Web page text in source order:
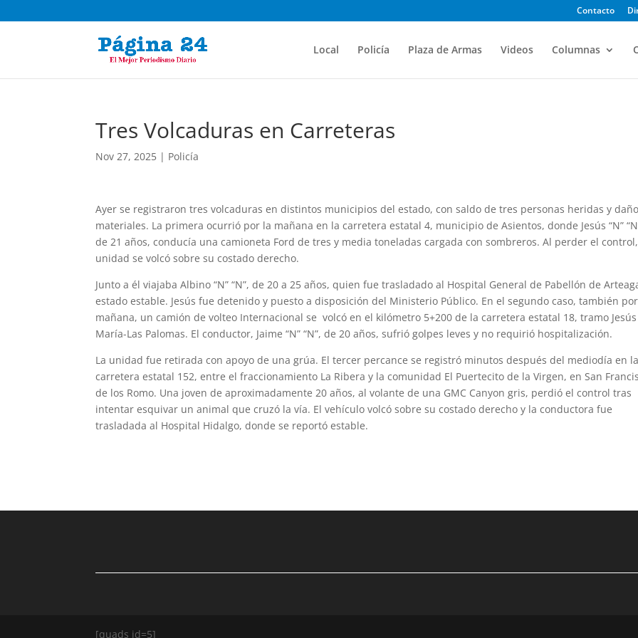
Contacto
Local Policía Plaza de Armas Videos Columnas
Tres Volcaduras en Carreteras
Nov 27, 2025 | Policía
Ayer se registraron tres volcaduras en distintos municipios del estado, con saldo de tres personas heridas y
materiales. La primera ocurrió por la mañana en la carretera estatal 4, municipio de Asientos, donde Jesús “N”
de 21 años, conducía una camioneta Ford de tres y media toneladas cargada con sombreros. Al perder el
unidad se volcó sobre su costado derecho.
Junto a él viajaba Albino “N” “N”, de 20 a 25 años, quien fue trasladado al Hospital General de Pabellón de
estado estable. Jesús fue detenido y puesto a disposición del Ministerio Público. En el segundo caso, también
mañana, un camión de volteo Internacional se volcó en el kilómetro 5+200 de la carretera estatal 18, tramo Jesús
María-Las Palomas. El conductor, Jaime “N” “N”, de 20 años, sufrió golpes leves y no requirió hospitalización.
La unidad fue retirada con apoyo de una grúa. El tercer percance se registró minutos después del mediodía en la
carretera estatal 152, entre el fraccionamiento La Ribera y la comunidad El Puertecito de la Virgen, en San
de los Romo. Una joven de aproximadamente 20 años, al volante de una GMC Canyon gris, perdió el control tras
intentar esquivar un animal que cruzó la vía. El vehículo volcó sobre su costado derecho y la conductora fue
trasladada al Hospital Hidalgo, donde se reportó estable.
[quads id=5]